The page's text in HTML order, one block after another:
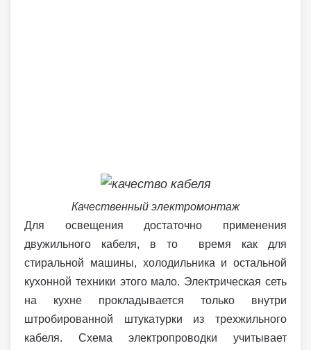
Качественный электромонтаж
Для освещения достаточно применения
двужильного кабеля, в то время как для
стиральной машины, холодильника и остальной
кухонной техники этого мало. Электрическая сеть
на кухне прокладывается только внутри
штробированной штукатурки из трехжильного
кабеля. Схема электропроводки учитывает